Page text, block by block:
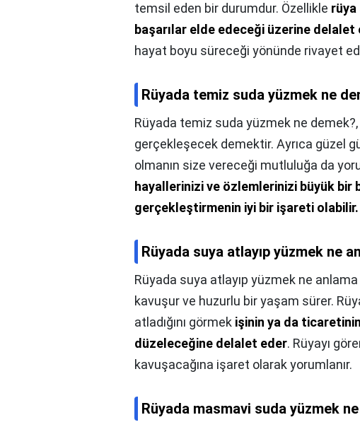
temsil eden bir durumdur. Özellikle rüya
başarılar elde edeceği üzerine delalet
hayat boyu süreceği yönünde rivayet
Rüyada temiz suda yüzmek ne
Rüyada temiz suda yüzmek ne demek?,
gerçekleşecek demektir. Ayrıca güzel
olmanın size vereceği mutluluğa da
hayallerinizi ve özlemlerinizi büyük bir
gerçekleştirmenin iyi bir işareti olabilir.
Rüyada suya atlayıp yüzmek ne
Rüyada suya atlayıp yüzmek ne anlama
kavuşur ve huzurlu bir yaşam sürer.
atladığını görmek işinin ya da
düzeleceğine delalet eder. Rüyayı
kavuşacağına işaret olarak yorumlanır.
Rüyada masmavi suda yüzmek